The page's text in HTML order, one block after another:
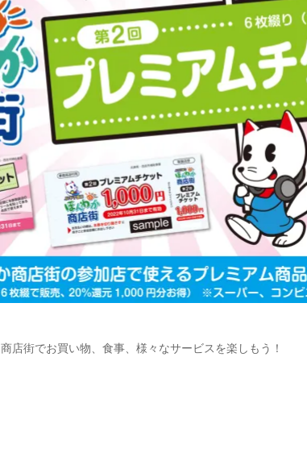
店街でお買い物、食事、様々なサービスを楽しもう！